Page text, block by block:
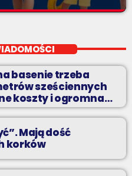
BIELSKO to najgorętsze hity
letnich
Wasze pozdrowienia z
basenie trzeba
sześciennych
koszty i ogromna
Mają dość
korków